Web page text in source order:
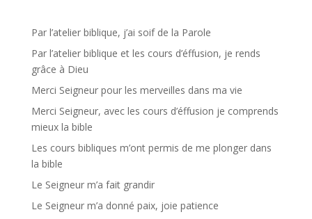
Par l’atelier biblique, j’ai soif de la Parole
Par l’atelier biblique et les cours d’éffusion, je rends
grâce à Dieu
Merci Seigneur pour les merveilles dans ma vie
Merci Seigneur, avec les cours d’éffusion je comprends
mieux la bible
Les cours bibliques m’ont permis de me plonger dans
la bible
Le Seigneur m’a fait grandir
Le Seigneur m’a donné paix, joie patience